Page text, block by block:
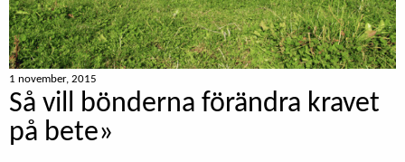
1 november, 2015
Så vill bönderna förändra kravet
på bete»